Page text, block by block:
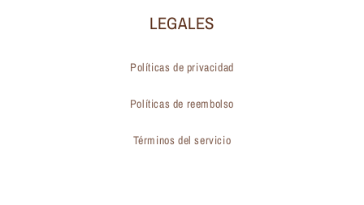
LEGALES
Políticas de privacidad
Políticas de reembolso
Términos del servicio